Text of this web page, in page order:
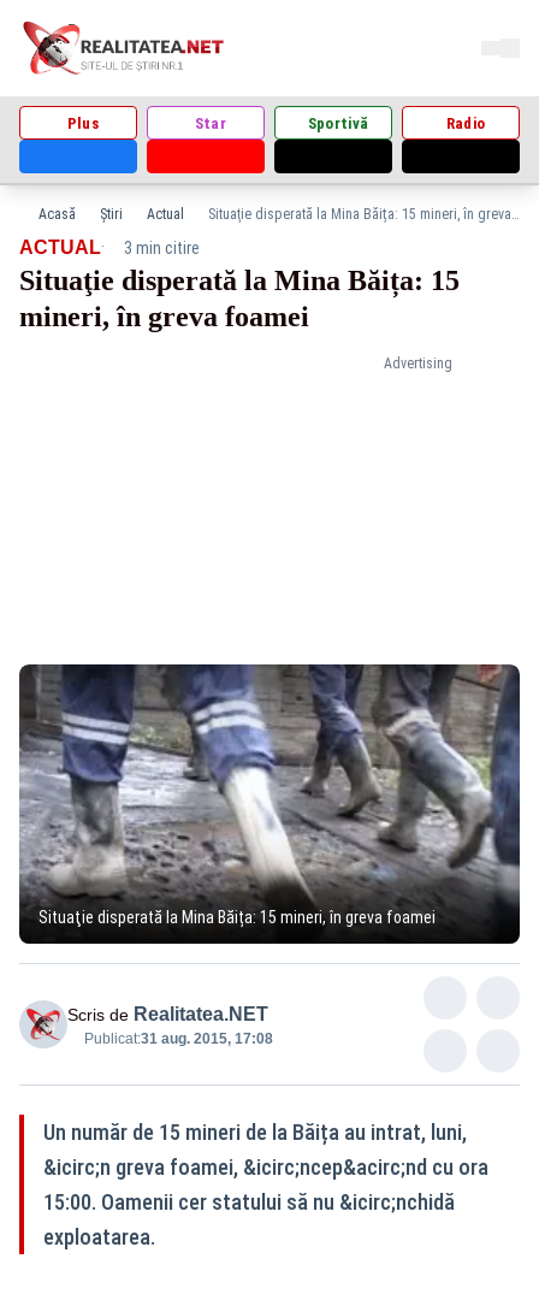
Plus Star Sportivă Radio
Acasă Știri Actual Situaţie disperată la Mina Băița: 15 mineri, în greva foamei
Advertising
ACTUAL· 3 min citire
Situaţie disperată la Mina Băița: 15
mineri, în greva foamei
Situaţie disperată la Mina Băița: 15 mineri, în greva foamei
Scris de Realitatea.NET
Publicat:31 aug. 2015, 17:08
Un număr de 15 mineri de la Băița au intrat, luni,
&icirc;n greva foamei, &icirc;ncep&acirc;nd cu ora
15:00. Oamenii cer statului să nu &icirc;nchidă
exploatarea.